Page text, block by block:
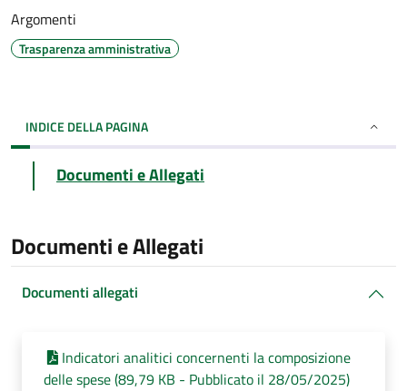
Argomenti
Trasparenza amministrativa
INDICE DELLA PAGINA
Documenti e Allegati
Documenti e Allegati
Documenti allegati
Indicatori analitici concernenti la composizione
delle spese (89,79 KB - Pubblicato il 28/05/2025)